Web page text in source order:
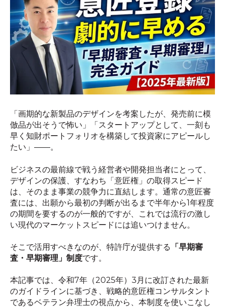
「画期的な新製品のデザインを考案したが、発売前に模
倣品が出そうで怖い」「スタートアップとして、一刻も
早く知財ポートフォリオを構築して投資家にアピールし
たい」——。
ビジネスの最前線で戦う経営者や開発担当者にとって、
デザインの保護、すなわち「意匠権」の取得スピード
は、そのまま事業の競争力に直結します。通常の意匠審
査には、出願から最初の判断が出るまで半年から1年程度
の期間を要するのが一般的ですが、これでは流行の激し
い現代のマーケットスピードには追いつけません。
そこで活用すべきなのが、特許庁が提供する 「早期審
査・早期審理」制度です。
本記事では、令和7年（2025年）3月に改訂された最新
のガイドラインに基づき、戦略的意匠権コンサルタント
であるベテラン弁理士の視点から、本制度を使いこなし